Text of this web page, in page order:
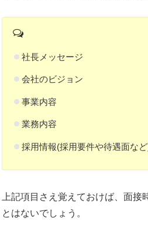
社長メッセージ
会社のビジョン
事業内容
業務内容
採用情報(採用要件や待遇面な
上記項目さえ覚えておけば、面接
とはないでしょう。